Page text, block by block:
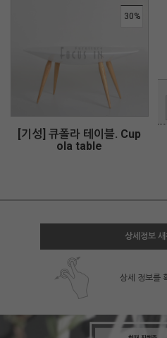
30%
[기성] 큐폴라 테이블. Cup
ola table
상세정보 새
상세 정보를